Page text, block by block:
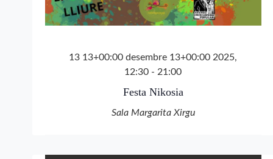
13 13+00:00 desembre 13+00:00 2025,
12:30 - 21:00
Festa Nikosia
Sala Margarita Xirgu